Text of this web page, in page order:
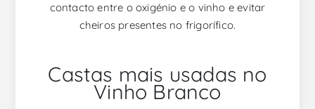
contacto entre o oxigénio e o vinho e evitar
cheiros presentes no frigorífico.
Castas mais usadas no
Vinho Branco